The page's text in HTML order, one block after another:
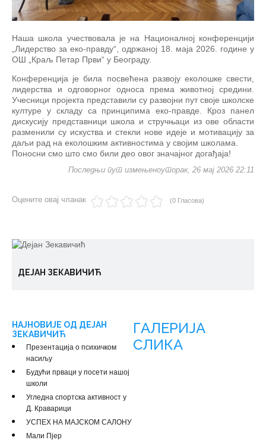
Наша школа учествовала је на Националној конференцији
„Лидерство за еко-правду“, одржаној 18. маја 2026. године у
ОШ „Краљ Петар Први“ у Београду.
Конференција је била посвећена развоју еколошке свести,
лидерства и одговорног односа према животној средини.
Учесници пројекта представили су развојни пут своје школске
културе у складу са принципима еко-правде. Кроз панел
дискусију представници школа и стручњаци из ове области
разменили су искуства и стекли нове идеје и мотивацију за
даљи рад на еколошким активностима у својим школама.
Поносни смо што смо били део овог значајног догађаја!
Последњи пут измењеноуторак, 26 мај 2026 22:11
Оцените овај чланак (0 Гласова)
ДЕЈАН ЗЕКАВИЧИЋ
НАЈНОВИЈЕ ОД ДЕЈАН
ЗЕКАВИЧИЋ
Презентација о психичком
насиљу
Будући прваци у посети нашој
школи
Угледна спортска активност у
Д. Краварици
УСПЕХ НА МАЈСКОМ САЛОНУ
Мали Пјер
ГАЛЕРИЈА
СЛИКА